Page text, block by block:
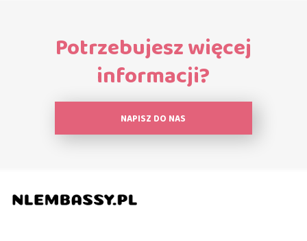
Potrzebujesz więcej
informacji?
NAPISZ DO NAS